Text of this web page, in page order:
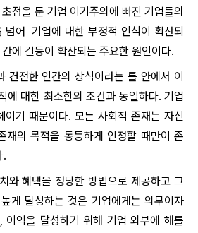
점을 둔 기업 이기주의에 빠진 기업들의
넘어 기업에 대한 부정적 인식이 확산되
에 갈등이 확산되는 주요한 원인이다.
건전한 인간의 상식이라는 틀 안에서 이
에 대한 최소한의 조건과 동일하다. 기업
이기 때문이다. 모든 사회적 존재는 자신
재의 목적을 동등하게 인정할 때만이 존
.
와 혜택을 정당한 방법으로 제공하고 그
게 달성하는 것은 기업에게는 의무이자
이익을 달성하기 위해 기업 외부에 해를